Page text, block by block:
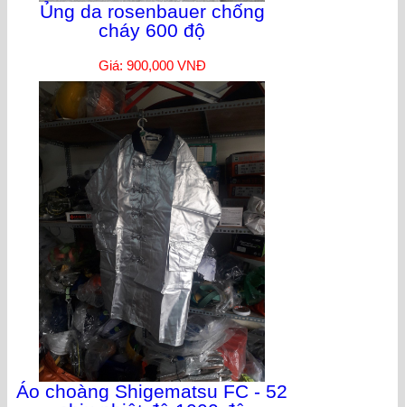
Ủng da rosenbauer chống
cháy 600 độ
Giá: 900,000 VNĐ
Áo choàng Shigematsu FC - 52